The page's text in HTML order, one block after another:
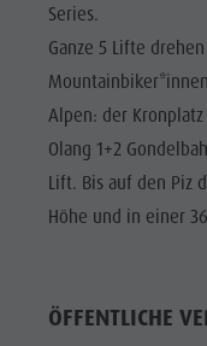
Series.
Ganze 5 Lifte
Alpen: der
Olang 1+2
Lift. Bis auf den Piz
Höhe und in einer
ÖFFENTLICHE